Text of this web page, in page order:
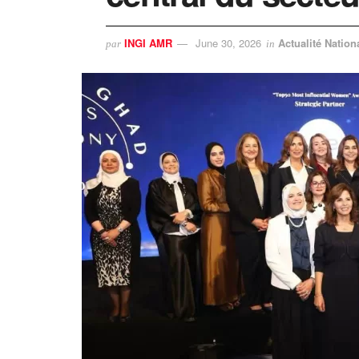
par INGI AMR June 30, 2026 in Actualité